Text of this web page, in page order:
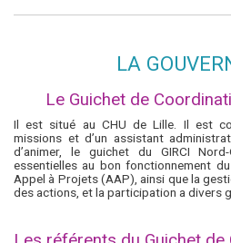
LA
Le Guichet de
Il est situé au CHU de Lille. Il est
missions et d’un assistant
d’animer, le guichet du GIRCI
essentielles au bon fonctionnement
Appel à Projets (AAP), ainsi que la
des actions, et la participation a divers